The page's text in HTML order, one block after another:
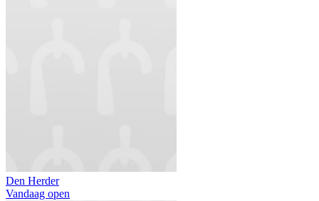
Den Herder
Vandaag open